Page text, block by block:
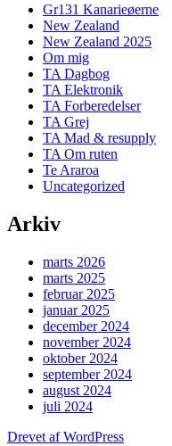
Gr131 Kanarieøerne
New Zealand
New Zealand 2025
Om mig
TA Dagbog
TA Elektronik
TA Forberedelser
TA Grej
TA Mad & resupply
TA Om ruten
Te Araroa
Uncategorized
Arkiv
marts 2026
marts 2025
februar 2025
januar 2025
december 2024
november 2024
oktober 2024
september 2024
august 2024
juli 2024
Drevet af WordPress